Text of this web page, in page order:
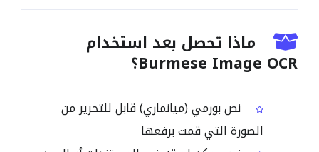
ماذا تحصل بعد استخدام
Burmese Image OCR؟
نص بورمي (ميانماري) قابل للتحرير من
الصورة التي قمت برفعها